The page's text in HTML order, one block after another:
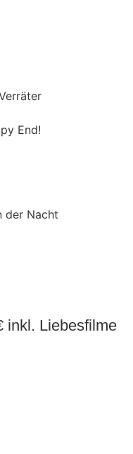
End!
der Nacht
inkl. Liebesfilme